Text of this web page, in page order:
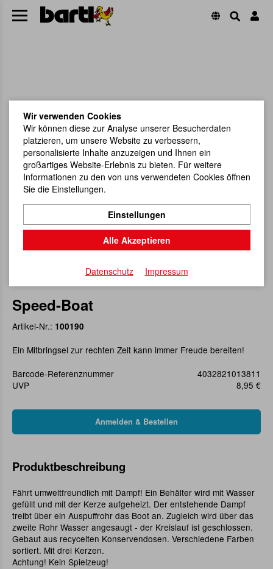
Speed-Boat
Artikel-Nr.: 100190
Ein Mitbringsel zur rechten Zeit kann immer Freude bereiten!
Barcode-Referenznummer
4032821013811
UVP
8,95 €
Produktbeschreibung
Fährt umweltfreundlich mit Dampf! Ein Behälter wird mit Wasser
gefüllt und mit der Kerze aufgeheizt. Der entstehende Dampf
treibt über ein Auspuffrohr das Boot an. Zugleich wird über das
zweite Rohr Wasser angesaugt - der Kreislauf ist geschlossen.
Gebaut aus recycelten Konservendosen. Verschiedene Farben
sortiert. Mit drei Kerzen.
Achtung! Kein Spielzeug!
Wir verwenden Cookies
Wir können diese zur Analyse unserer Besucherdaten
platzieren, um unsere Website zu verbessern,
personalisierte Inhalte anzuzeigen und Ihnen ein
großartiges Website-Erlebnis zu bieten. Für weitere
Informationen zu den von uns verwendeten Cookies öffnen
Sie die Einstellungen.
Einstellungen
Alle Akzeptieren
Datenschutz Impressum